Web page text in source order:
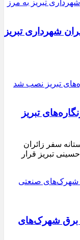
شهرداری تبریز
تبریز
سفر زائران
تبریز قرار
برق شهرک‌های